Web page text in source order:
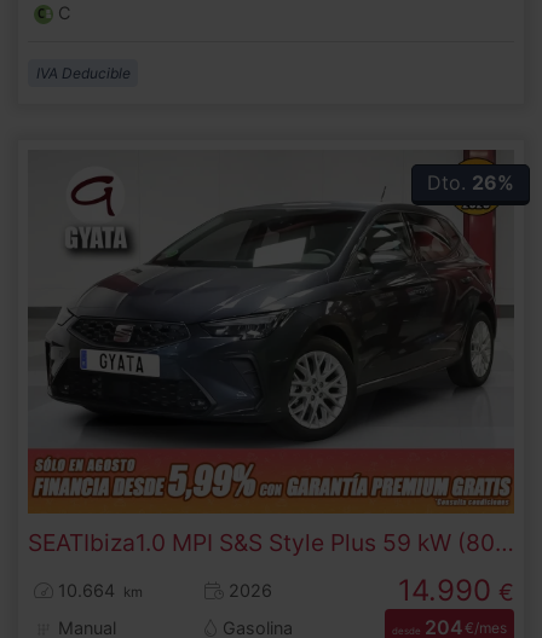
C
IVA Deducible
Dto. 26%
SEATIbiza 1.0 MPI S&S Style Plus 59 kW (80 CV)
10.664 km
2026
Manual
Gasolina
14.990 €
desde 204€/mes